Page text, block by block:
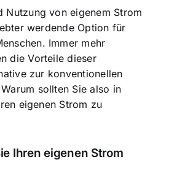
Nutzung von eigenem Strom
werdende Option für
Immer mehr
die Vorteile dieser
zur konventionellen
sollten Sie also in
eigenen Strom zu
Ihren eigenen Strom